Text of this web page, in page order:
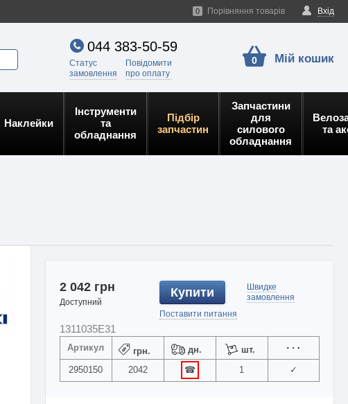
Вхід
0 Порівняння товарів
044 383-50-59
Статус
замовлення
Повідомити
про оплату
0 Мій кошик
Наклейки
Інструменти
та
обладнання
Підбір
запчастин
Запчастини
для
силового
обладнання
та
2 042 грн
Доступний
Купити
Поставити питання
Швидке
замовлення
1311035E31
Артикул грн. дн.
шт.
2950150
2042 ☎ 1 ✓